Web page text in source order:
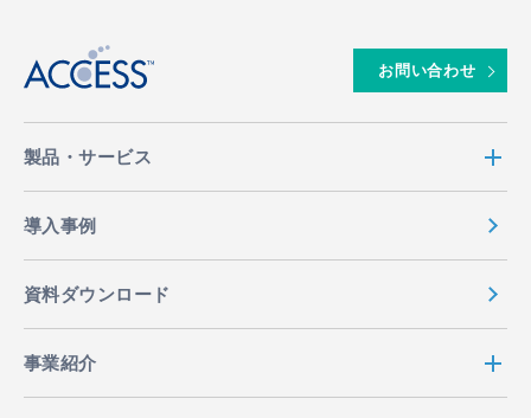
お問い合わせ
製品・サービス
導入事例
資料ダウンロード
事業紹介